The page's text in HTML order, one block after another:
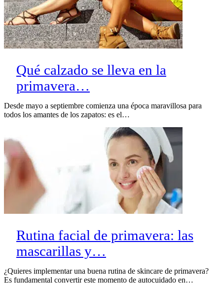
Qué calzado se lleva en la
primavera…
Desde mayo a septiembre comienza una época maravillosa para
todos los amantes de los zapatos: es el…
Rutina facial de primavera: las
mascarillas y…
¿Quieres implementar una buena rutina de skincare de primavera?
Es fundamental convertir este momento de autocuidado en…